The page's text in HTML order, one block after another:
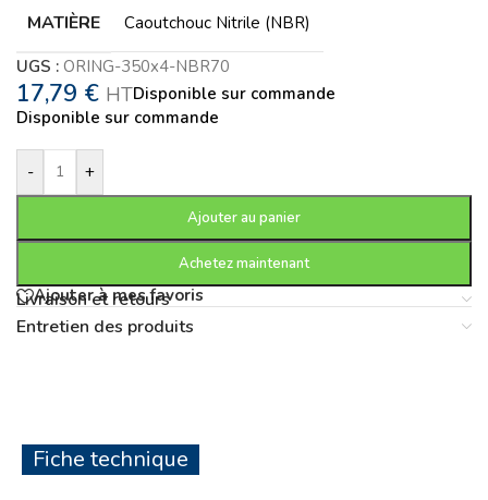
MATIÈRE
Caoutchouc Nitrile (NBR)
UGS : ORING-350x4-NBR70
17,79 € HTDisponible sur commande
Disponible sur commande
- +
Ajouter au panier
Achetez maintenant
Ajouter à mes favoris
Livraison et retours
Entretien des produits
Fiche technique